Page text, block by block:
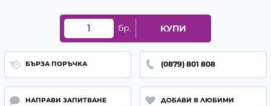
бр. КУПИ
БЪРЗА ПОРЪЧКА (0879) 801 808
НАПРАВИ ЗАПИТВАНЕ ДОБАВИ В ЛЮБИМИ